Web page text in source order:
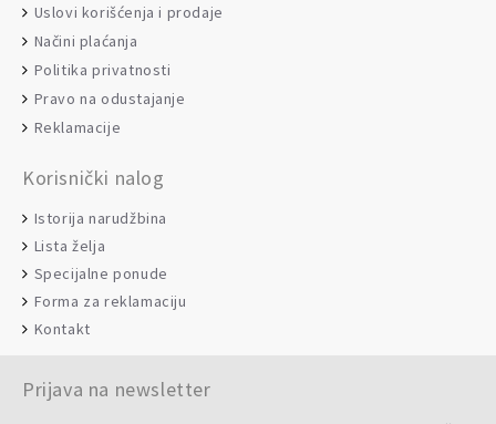
Uslovi korišćenja i prodaje
Načini plaćanja
Politika privatnosti
Pravo na odustajanje
Reklamacije
Korisnički nalog
Istorija narudžbina
Lista želja
Specijalne ponude
Forma za reklamaciju
Kontakt
Prijava na newsletter